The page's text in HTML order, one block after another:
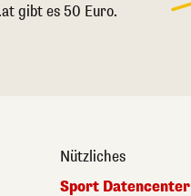
gibt es 50 Euro.
Nützliches
Sport Datencenter